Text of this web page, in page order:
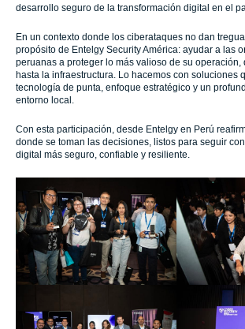
desarrollo seguro de la transformación digital en el
En un contexto donde los ciberataques no dan
propósito de Entelgy Security América: ayudar a las
peruanas a proteger lo más valioso de su operación,
hasta la infraestructura. Lo hacemos con soluciones
tecnología de punta, enfoque estratégico y un
entorno local.
Con esta participación, desde Entelgy en Perú
donde se toman las decisiones, listos para seguir
digital más seguro, confiable y resiliente.